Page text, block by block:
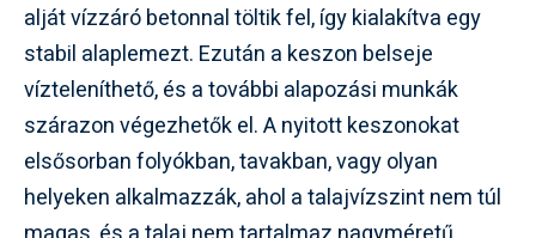
alját vízzáró betonnal töltik fel, így kialakítva egy
stabil alaplemezt. Ezután a keszon belseje
vízteleníthető, és a további alapozási munkák
szárazon végezhetők el. A nyitott keszonokat
elsősorban folyókban, tavakban, vagy olyan
helyeken alkalmazzák, ahol a talajvízszint nem túl